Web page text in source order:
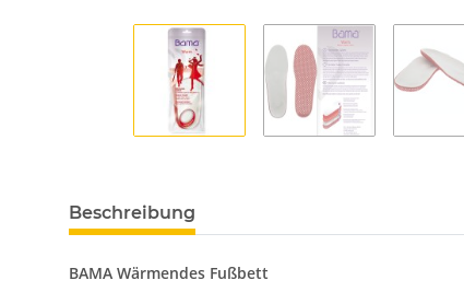
Beschreibung
BAMA Wärmendes Fußbett